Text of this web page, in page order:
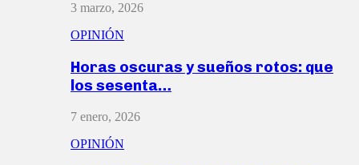
3 marzo, 2026
OPINIÓN
Horas oscuras y sueños rotos: que
los sesenta…
7 enero, 2026
OPINIÓN